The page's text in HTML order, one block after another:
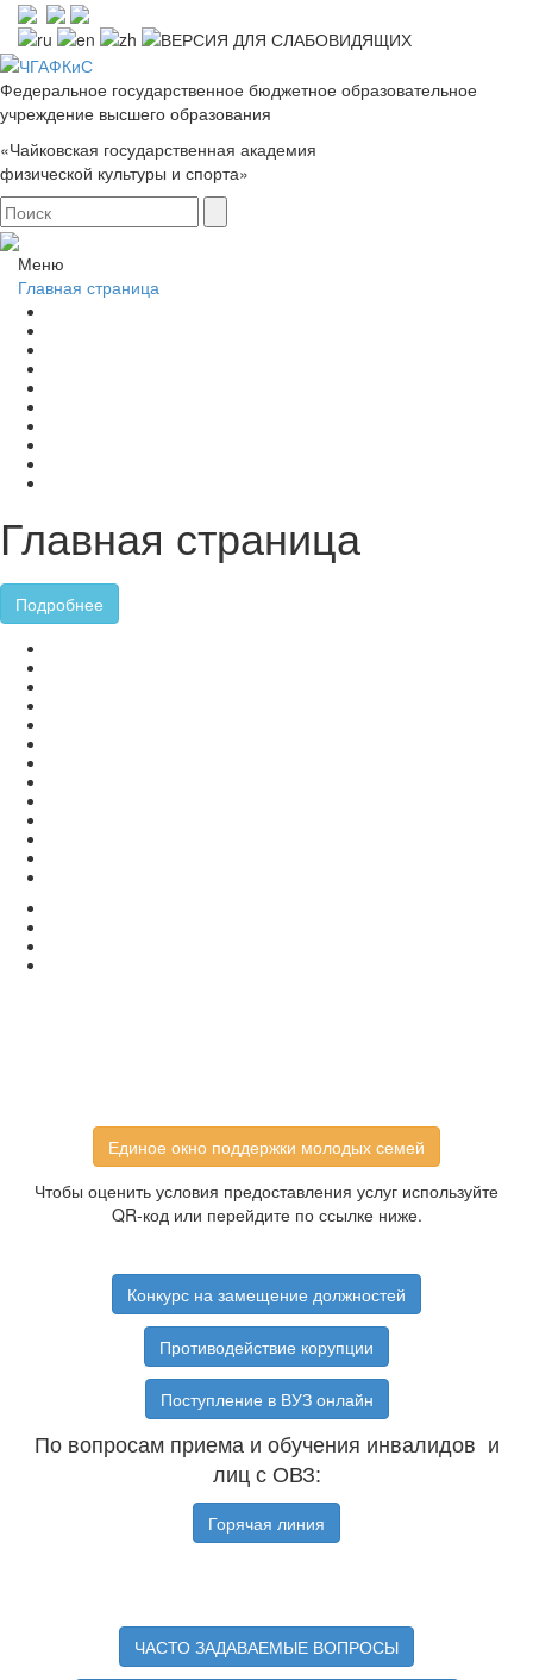
Федеральное государственное бюджетное образовательное
учреждение высшего образования
«Чайковская государственная академия
физической культуры и спорта»
Меню
Главная страница
Главная страница
Подробнее
Единое окно поддержки молодых семей
Чтобы оценить условия предоставления услуг используйте
QR-код или перейдите по ссылке ниже.
Конкурс на замещение должностей
Противодействие корупции
Поступление в ВУЗ онлайн
По вопросам приема и обучения инвалидов и
лиц с ОВЗ:
Горячая линия
ЧАСТО ЗАДАВАЕМЫЕ ВОПРОСЫ